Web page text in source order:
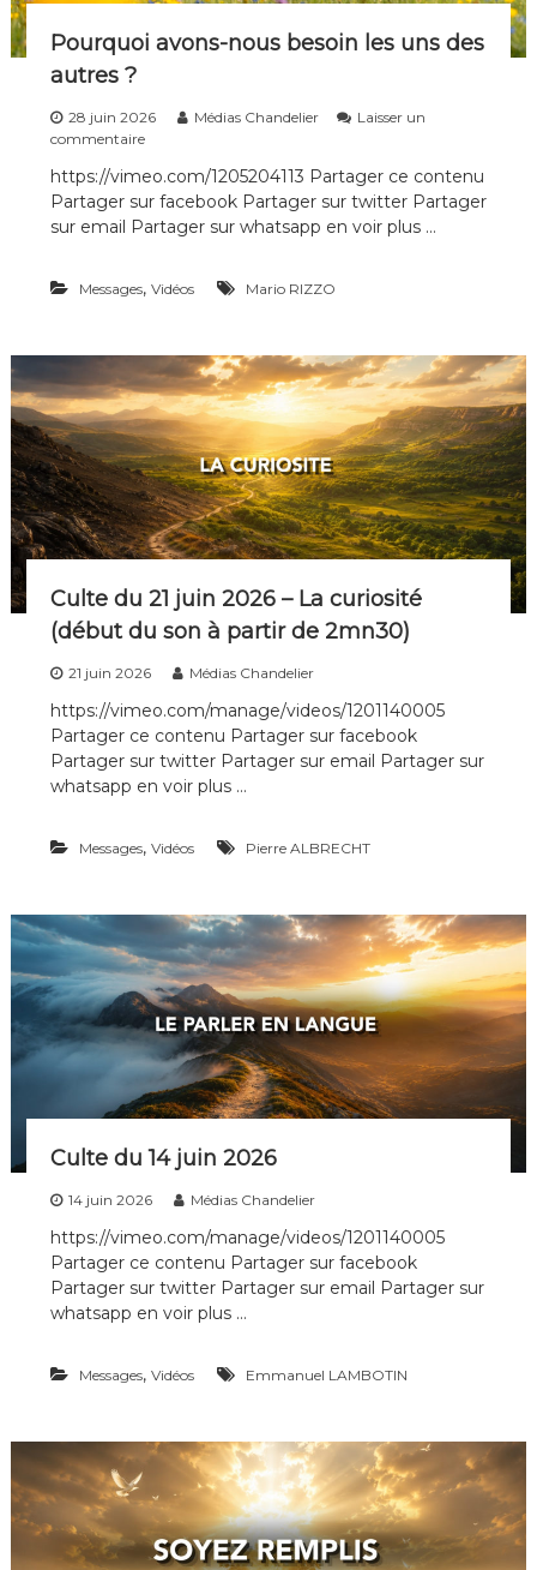
m
5
j
i
l
l
Pourquoi avons-nous besoin les uns des
autres ?
28 juin 2026 Médias Chandelier
Laisser un
commentaires
r
P
o
q
i
a
v
o
n
s
-
n
o
u
b
s
i
l
e
s
u
d
a
t
r
e
s
?
https://vimeo.com/1205204113 Partager ce contenu
Partager sur facebook Partager sur twitter Partager
sur email Partager sur whatsapp en voir plus …
Messages, Vidéos Mario RIZZO
Culte du 21 juin 2026 – La curiosité
(début du son à partir de 2mn30)
21 juin 2026 Médias Chandelier
https://vimeo.com/manage/videos/1201140005
Partager ce contenu Partager sur facebook
Partager sur twitter Partager sur email Partager sur
whatsapp en voir plus …
Messages, Vidéos Pierre ALBRECHT
Culte du 14 juin 2026
14 juin 2026 Médias Chandelier
https://vimeo.com/manage/videos/1201140005
Partager ce contenu Partager sur facebook
Partager sur twitter Partager sur email Partager sur
whatsapp en voir plus …
Messages, Vidéos Emmanuel LAMBOTIN